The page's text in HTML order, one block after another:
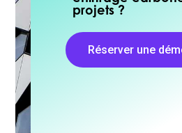
projets ?
Réserver une